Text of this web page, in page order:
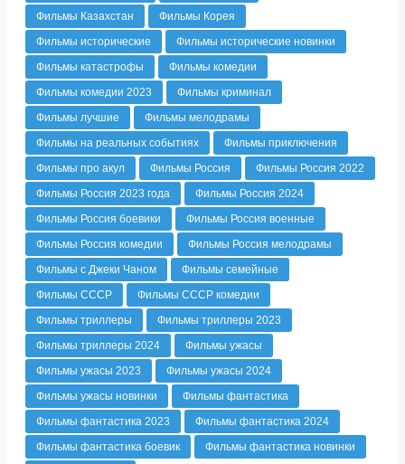
Фильмы Казахстан
Фильмы Корея
Фильмы исторические
Фильмы исторические новинки
Фильмы катастрофы
Фильмы комедии
Фильмы комедии 2023
Фильмы криминал
Фильмы лучшие
Фильмы мелодрамы
Фильмы на реальных событиях
Фильмы приключения
Фильмы про акул
Фильмы Россия
Фильмы Россия 2022
Фильмы Россия 2023 года
Фильмы Россия 2024
Фильмы Россия боевики
Фильмы Россия военные
Фильмы Россия комедии
Фильмы Россия мелодрамы
Фильмы с Джеки Чаном
Фильмы семейные
Фильмы СССР
Фильмы СССР комедии
Фильмы триллеры
Фильмы триллеры 2023
Фильмы триллеры 2024
Фильмы ужасы
Фильмы ужасы 2023
Фильмы ужасы 2024
Фильмы ужасы новинки
Фильмы фантастика
Фильмы фантастика 2023
Фильмы фантастика 2024
Фильмы фантастика боевик
Фильмы фантастика новинки